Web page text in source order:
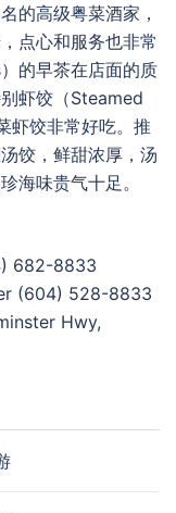
的高级粤菜酒家，
点心和服务也非常
的早茶在店面的质
虾饺（Steamed
虾饺非常好吃。推
饺，鲜甜浓厚，汤
海味贵气十足。
682-8833
(604) 528-8833
Hwy,